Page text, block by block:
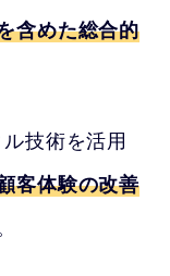
含めた総合的
技術を活用
客体験の改善